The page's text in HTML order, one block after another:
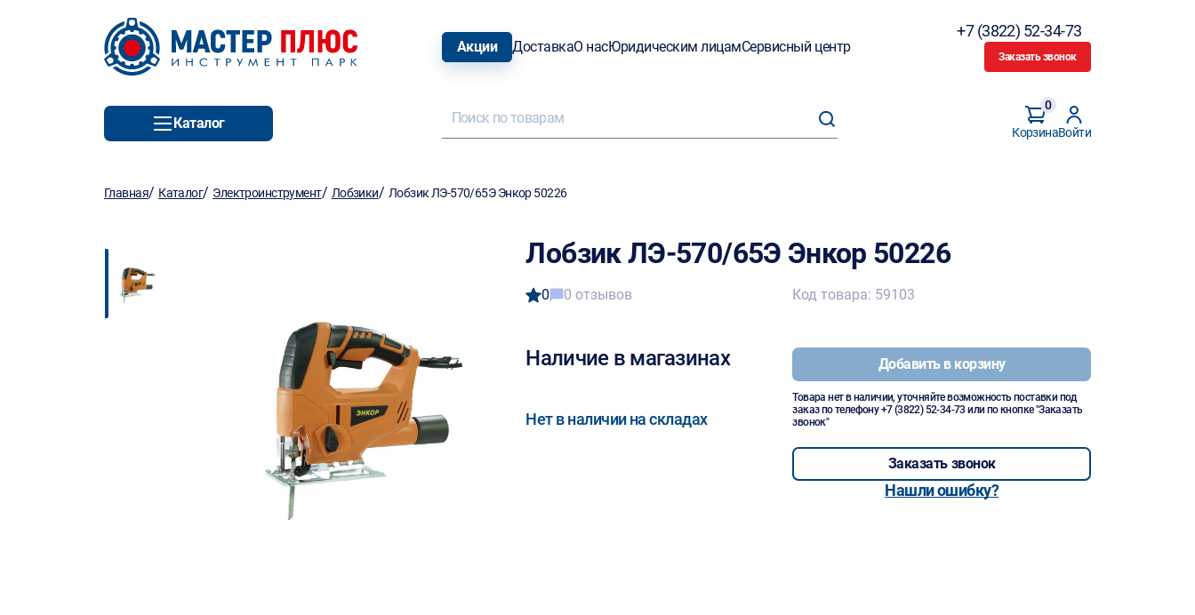
Акции ДоставкаО насЮридическим лицамСервисный центр
+7 (3822) 52-34-73
Заказать звонок
Каталог
Корзина
0
Войти
Главная/ Каталог/ Электроинструмент/ Лобзики/ Лобзик ЛЭ-570/65Э Энкор 50226
Лобзик ЛЭ-570/65Э Энкор 50226
0 0 отзывов
Наличие в магазинах
Нет в наличии на складах
Код товара: 59103
Добавить в корзину
Товара нет в наличии, уточняйте возможность поставки под
заказ по телефону+7 (3822) 52-34-73 или по кнопке "Заказать
звонок"
Заказать звонок
Нашли ошибку?